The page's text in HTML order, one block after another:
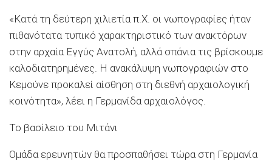
«Κατά τη δεύτερη χιλιετία π.Χ. οι νωπογραφίες ήταν
πιθανότατα τυπικό χαρακτηριστικό των ανακτόρων
στην αρχαία Εγγύς Ανατολή, αλλά σπάνια τις βρίσκουμε
καλοδιατηρημένες. Η ανακάλυψη νωπογραφιών στο
Κεμούνε προκαλεί αίσθηση στη διεθνή αρχαιολογική
κοινότητα», λέει η Γερμανίδα αρχαιολόγος.
Το βασίλειο του Μιτάνι
Ομάδα ερευνητών θα προσπαθήσει τώρα στη Γερμανία